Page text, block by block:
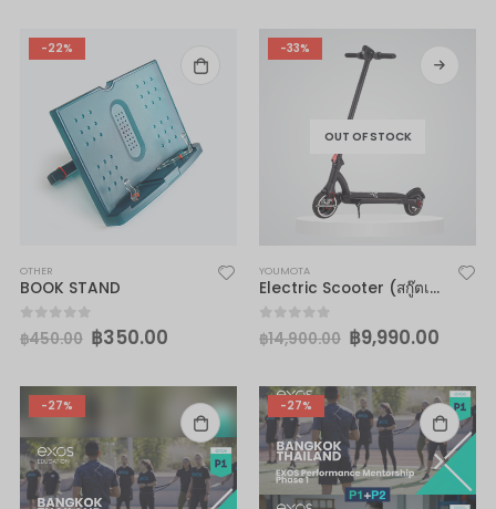
-22%
OTHER
BOOK STAND
out of 5
฿450.00 ฿350.00
-33%
OUT OF STOCK
YOUMOTA
Electric Scooter (สกู๊ตเตอร์ไฟฟ้า)
0out of 5
฿14,900.00 ฿9,990.00
-27% -27%